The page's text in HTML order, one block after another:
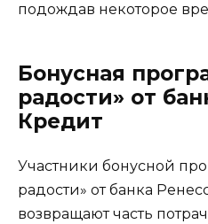
подождав некоторое
Бонусная
радости» от
Кредит
Участники бонусной
радости» от банка
возвращают часть